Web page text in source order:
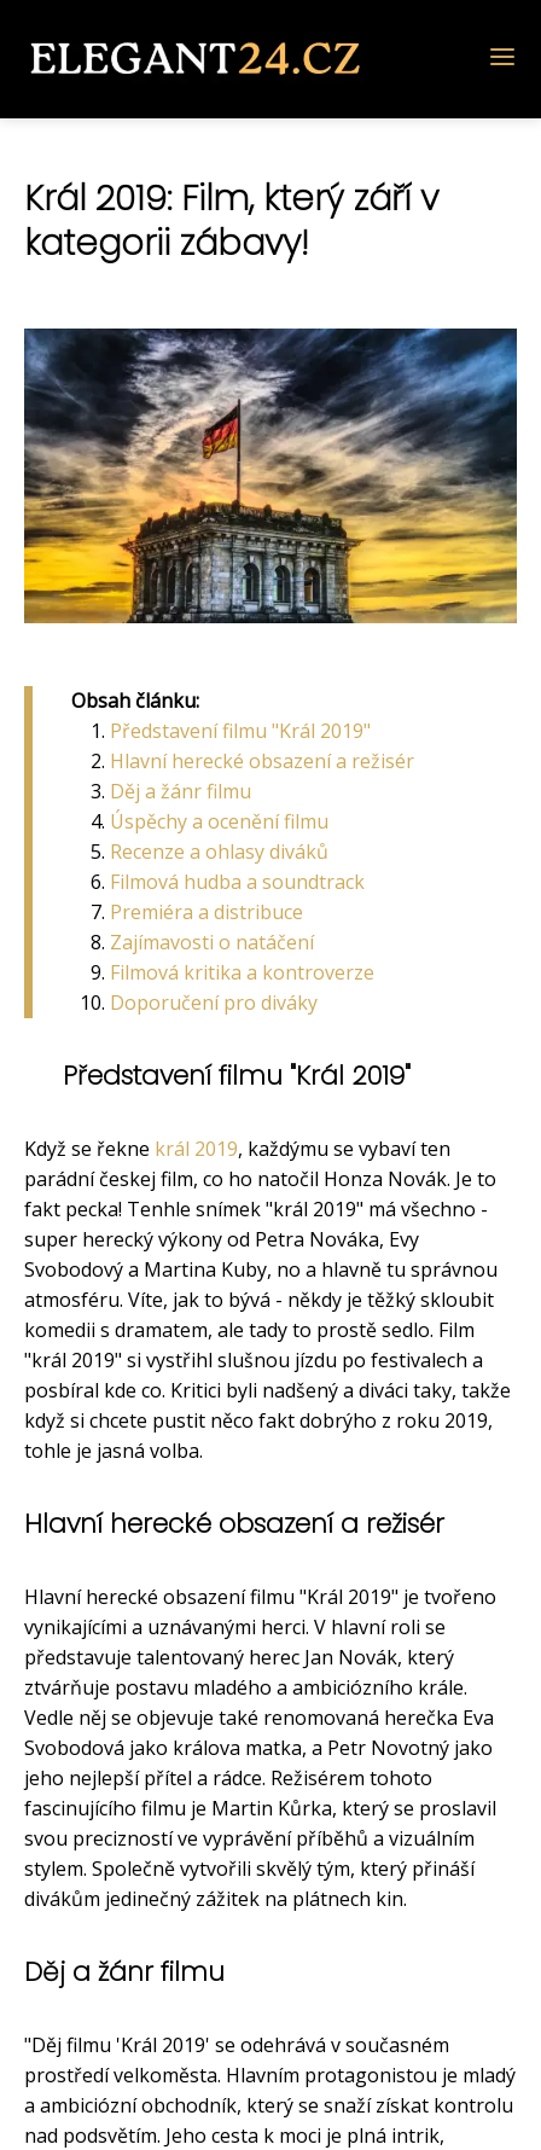
Král 2019: Film, který září v
kategorii zábavy!
Obsah článku:
Představení filmu "Král 2019"
Hlavní herecké obsazení a režisér
Děj a žánr filmu
Úspěchy a ocenění filmu
Recenze a ohlasy diváků
Filmová hudba a soundtrack
Premiéra a distribuce
Zajímavosti o natáčení
Filmová kritika a kontroverze
Doporučení pro diváky
Představení filmu "Král 2019"
Když se řekne král 2019, každýmu se vybaví ten
parádní českej film, co ho natočil Honza Novák. Je to
fakt pecka! Tenhle snímek "král 2019" má všechno -
super herecký výkony od Petra Nováka, Evy
Svobodový a Martina Kuby, no a hlavně tu správnou
atmosféru. Víte, jak to bývá - někdy je těžký skloubit
komedii s dramatem, ale tady to prostě sedlo. Film
"král 2019" si vystřihl slušnou jízdu po festivalech a
posbíral kde co. Kritici byli nadšený a diváci taky, takže
když si chcete pustit něco fakt dobrýho z roku 2019,
tohle je jasná volba.
Hlavní herecké obsazení a režisér
Hlavní herecké obsazení filmu "Král 2019" je tvořeno
vynikajícími a uznávanými herci. V hlavní roli se
představuje talentovaný herec Jan Novák, který
ztvárňuje postavu mladého a ambiciózního krále.
Vedle něj se objevuje také renomovaná herečka Eva
Svobodová jako králova matka, a Petr Novotný jako
jeho nejlepší přítel a rádce. Režisérem tohoto
fascinujícího filmu je Martin Kůrka, který se proslavil
svou precizností ve vyprávění příběhů a vizuálním
stylem. Společně vytvořili skvělý tým, který přináší
divákům jedinečný zážitek na plátnech kin.
Děj a žánr filmu
"Děj filmu 'Král 2019' se odehrává v současném
prostředí velkoměsta. Hlavním protagonistou je mladý
a ambiciózní obchodník, který se snaží získat kontrolu
nad podsvětím. Jeho cesta k moci je plná intrik,